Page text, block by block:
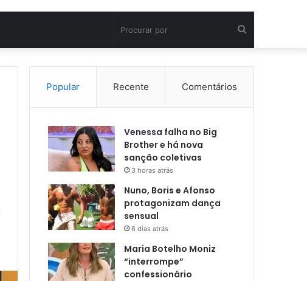
por
Popular Recente Comentários
Venessa falha no Big
Brother e há nova
sanção coletivas
3 horas atrás
Nuno, Boris e Afonso
protagonizam dança
sensual
6 dias atrás
Maria Botelho Moniz
“interrompe”
confessionário